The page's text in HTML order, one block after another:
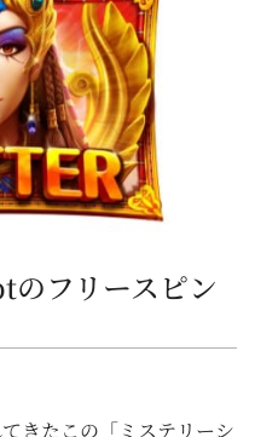
フリースピン
きたこの「ミステリーシ